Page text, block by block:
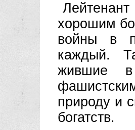
хорошим
войны в
каждый.
жившие
природу и
богатств.